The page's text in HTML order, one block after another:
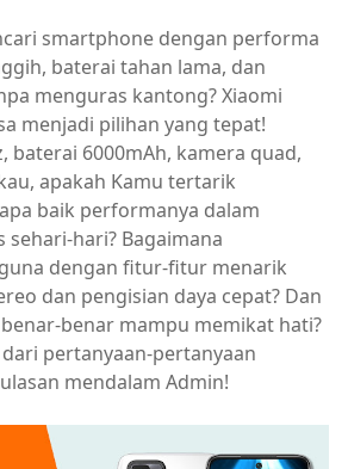
smartphone dengan performa
baterai tahan lama, dan
menguras kantong? Xiaomi
menjadi pilihan yang tepat!
baterai 6000mAh, kamera quad,
apakah Kamu tertarik
baik performanya dalam
sehari-hari? Bagaimana
dengan fitur-fitur menarik
dan pengisian daya cepat? Dan
benar mampu memikat hati?
pertanyaan-pertanyaan
mendalam Admin!